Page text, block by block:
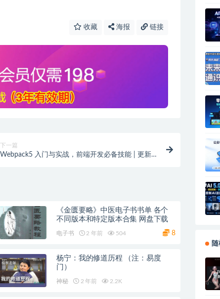
收藏 海报 链接
下一篇
Webpack5 入门与实战，前端开发必备技能 | 更新
《金匮要略》中医电子书书单 各个
不同版本和特定版本合集 网盘下载
电子书 2 年前 504 8
杨宁：我的修道历程 （注：易度
门）
神秘 2 年前 2.2K